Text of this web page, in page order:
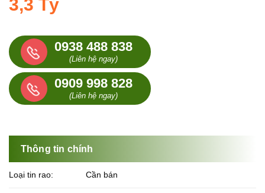
3,3 Tỷ
0938 488 838
(Liên hệ ngay)
0909 998 828
(Liên hệ ngay)
Thông tin chính
Loại tin rao: Cần bán